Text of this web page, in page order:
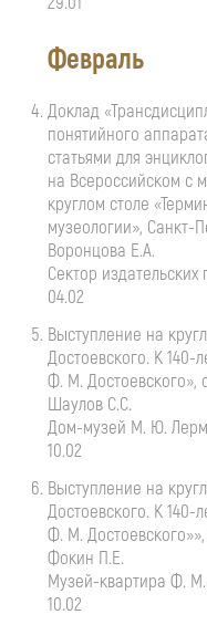
Февраль
Доклад
понятийного
статьями для
на Всероссийском с
круглом столе
музеологии», Санкт-
Воронцова Е.А.
Сектор издательских
04.02
Выступление на
Достоевского. К140-
Ф. М. Достоевского»,
Шаулов С.С.
Дом-музей М. Ю.
10.02
Выступление на
Достоевского. К140-
Ф. М. Достоевского
Фокин П.Е.
Музей-квартира Ф. М.
10.02